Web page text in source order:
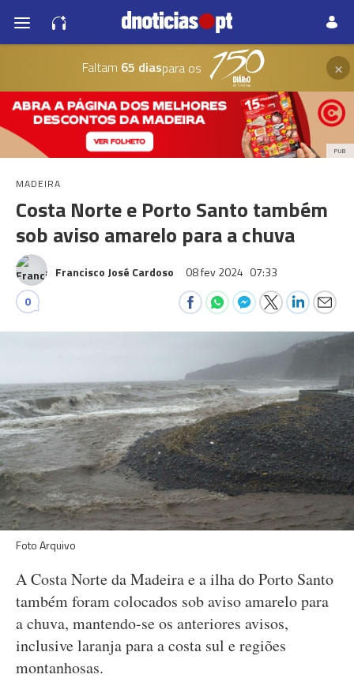
Faltam 65 diaspara os ×
PUB
MADEIRA
Costa Norte e Porto Santo também
sob aviso amarelo para a chuva
Francisco José Cardoso 08 fev 2024 07:33
0
Foto Arquivo
A Costa Norte da Madeira e a ilha do Porto Santo
também foram colocados sob aviso amarelo para
a chuva, mantendo-se os anteriores avisos,
inclusive laranja para a costa sul e regiões
montanhosas.